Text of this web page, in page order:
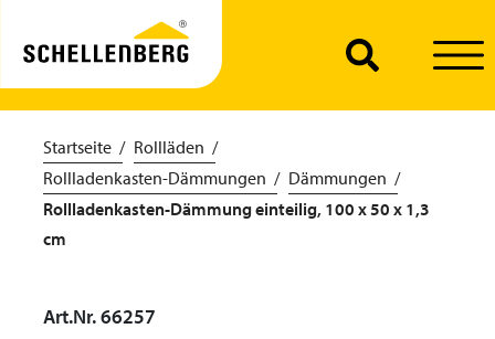
Startseite
Rollläden
Rollladenkasten-Dämmungen
Dämmungen
Rollladenkasten-Dämmung einteilig, 100 x 50 x 1,3
cm
Art.Nr. 66257